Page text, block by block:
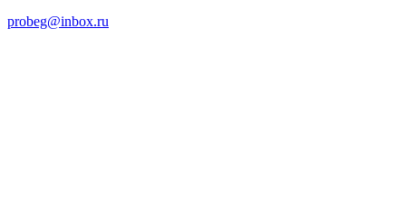
probeg@inbox.ru